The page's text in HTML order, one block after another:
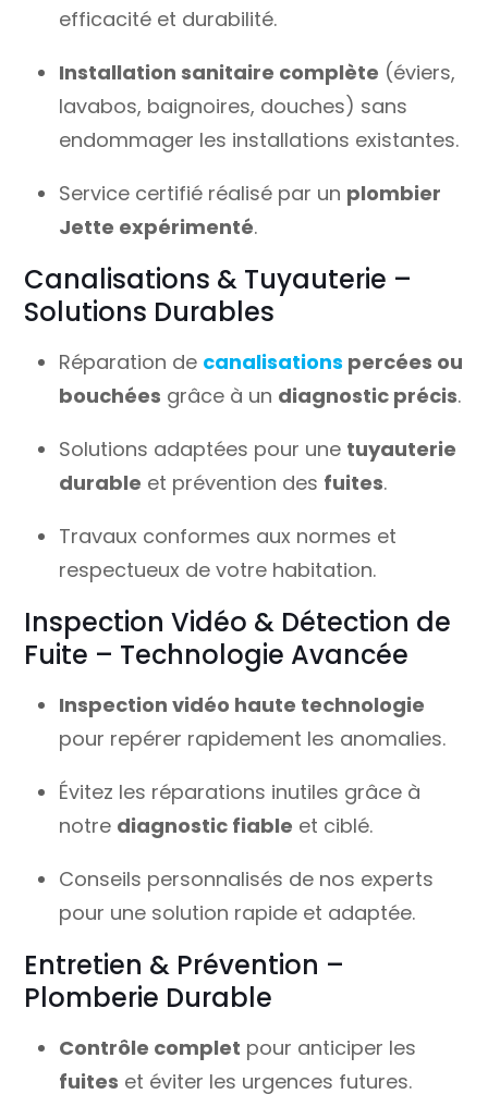
efficacité et durabilité.
Installation sanitaire complète (éviers,
lavabos, baignoires, douches) sans
endommager les installations existantes.
Service certifié réalisé par un plombier
Jette expérimenté.
Canalisations & Tuyauterie –
Solutions Durables
Réparation de canalisations percées ou
bouchées grâce à un diagnostic précis.
Solutions adaptées pour une tuyauterie
durable et prévention des fuites.
Travaux conformes aux normes et
respectueux de votre habitation.
Inspection Vidéo & Détection de
Fuite – Technologie Avancée
Inspection vidéo haute technologie
pour repérer rapidement les anomalies.
Évitez les réparations inutiles grâce à
notre diagnostic fiable et ciblé.
Conseils personnalisés de nos experts
pour une solution rapide et adaptée.
Entretien & Prévention –
Plomberie Durable
Contrôle complet pour anticiper les
fuites et éviter les urgences futures.